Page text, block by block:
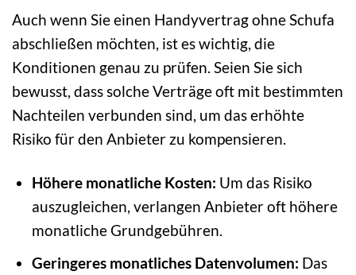
Auch wenn Sie einen Handyvertrag ohne Schufa
abschließen möchten, ist es wichtig, die
Konditionen genau zu prüfen. Seien Sie sich
bewusst, dass solche Verträge oft mit bestimmten
Nachteilen verbunden sind, um das erhöhte
Risiko für den Anbieter zu kompensieren.
Höhere monatliche Kosten: Um das Risiko
auszugleichen, verlangen Anbieter oft höhere
monatliche Grundgebühren.
Geringeres monatliches Datenvolumen: Das